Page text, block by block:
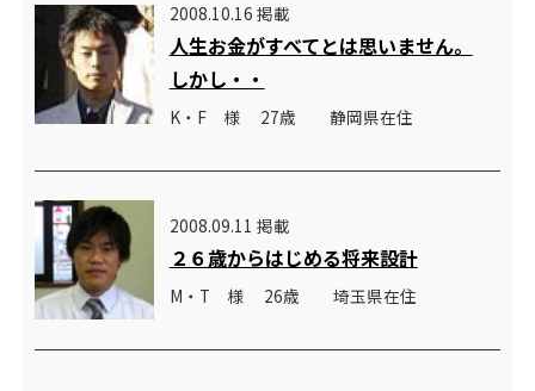
2008.10.16 掲載
人生お金がすべてとは思いません。
しかし・・
K・F 様 27歳 静岡県在住
2008.09.11 掲載
２６歳からはじめる将来設計
M・T 様 26歳 埼玉県在住